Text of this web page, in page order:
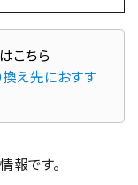
え先におすす
報です。